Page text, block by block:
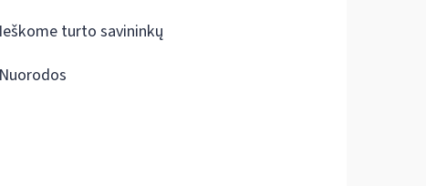
Ieškome turto savininkų
Nuorodos